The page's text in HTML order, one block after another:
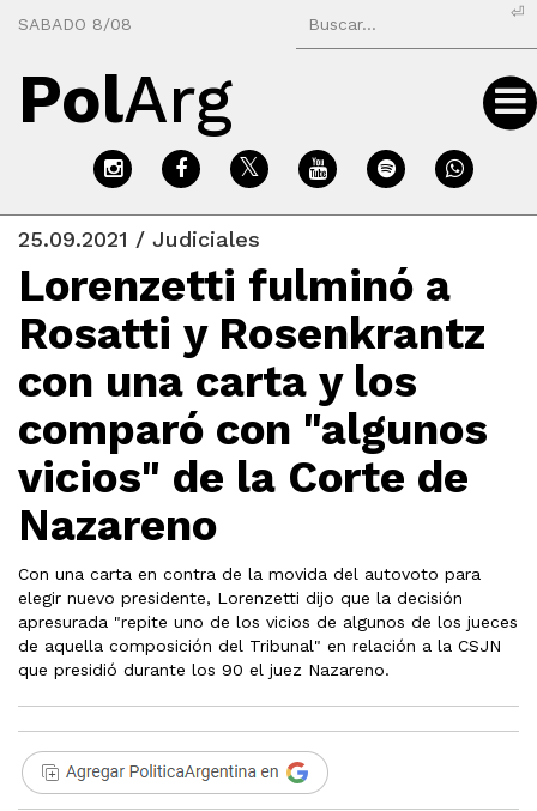
SABADO 8/08
⏎
PolArg
25.09.2021 / Judiciales
Lorenzetti fulminó a
Rosatti y Rosenkrantz
con una carta y los
comparó con "algunos
vicios" de la Corte de
Nazareno
Con una carta en contra de la movida del autovoto para
elegir nuevo presidente, Lorenzetti dijo que la decisión
apresurada "repite uno de los vicios de algunos de los jueces
de aquella composición del Tribunal" en relación a la CSJN
que presidió durante los 90 el juez Nazareno.